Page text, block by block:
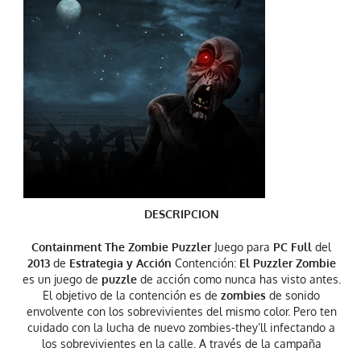
DESCRIPCION
Containment The Zombie PuzzlerJuego para PC Full del
2013de Estrategia y Acción Contención:El Puzzler Zombie
es un juego de puzzlede acción como nunca has visto antes.
El objetivo de la contención es dezombies de sonido
envolvente con los sobrevivientes del mismo color. Pero ten
cuidado con la lucha de nuevo zombies-they’ll infectando a
los sobrevivientes en la calle. A través de la campaña